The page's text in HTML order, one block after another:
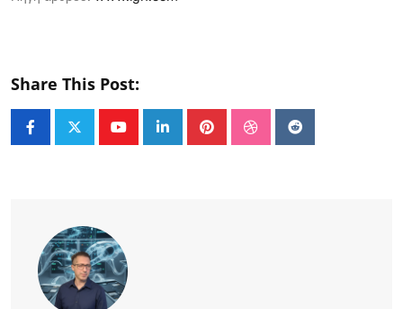
Share This Post:
YoutubeLinkedInPinterestStumbleUpon
Reddit